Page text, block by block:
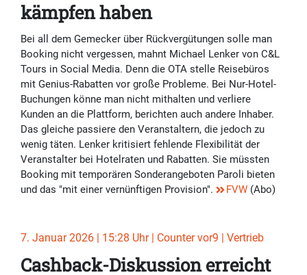
kämpfen haben
Bei all dem Gemecker über Rückvergütungen solle man
Booking nicht vergessen, mahnt Michael Lenker von C&L
Tours in Social Media. Denn die OTA stelle Reisebüros
mit Genius-Rabatten vor große Probleme. Bei Nur-Hotel-
Buchungen könne man nicht mithalten und verliere
Kunden an die Plattform, berichten auch andere Inhaber.
Das gleiche passiere den Veranstaltern, die jedoch zu
wenig täten. Lenker kritisiert fehlende Flexibilität der
Veranstalter bei Hotelraten und Rabatten. Sie müssten
Booking mit temporären Sonderangeboten Paroli bieten
und das "mit einer vernünftigen Provision".
FVW (Abo)
7. Januar 2026 | 15:28 Uhr | Counter vor9 | Vertrieb
Cashback-Diskussion erreicht